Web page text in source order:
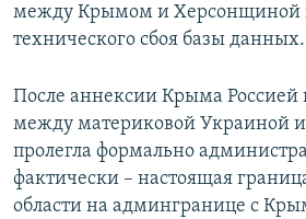
между Крымом и Херсонщиной
технического сбоя базы данных.
После аннексии Крыма Россией
между материковой Украиной и
пролегла формально
фактически – настоящая
области на админгранице с